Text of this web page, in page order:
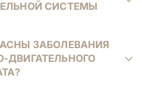
СИСТЕМЫ
ЗАБОЛЕВАНИЯ
ДВИГАТЕЛЬНОГО